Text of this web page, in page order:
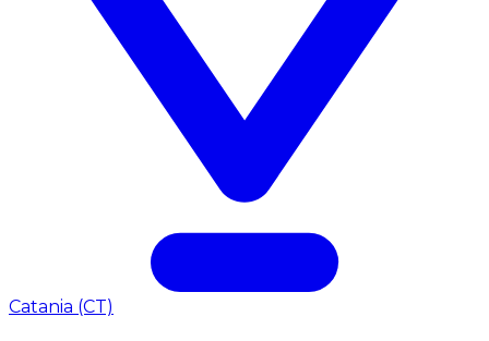
Catania (CT)